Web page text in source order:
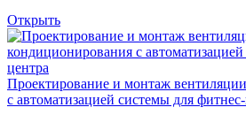
Открыть
Проектирование и монтаж
с автоматизацией системы для